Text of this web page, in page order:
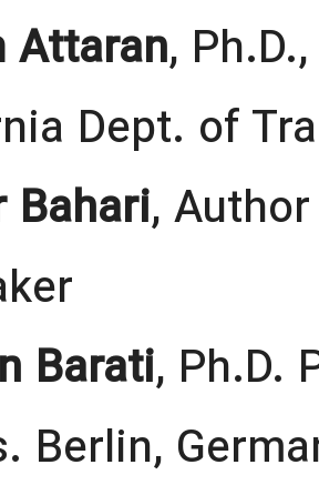
Attaran,
Dept. of
Bahari,
Barati, Ph.D.
Berlin,